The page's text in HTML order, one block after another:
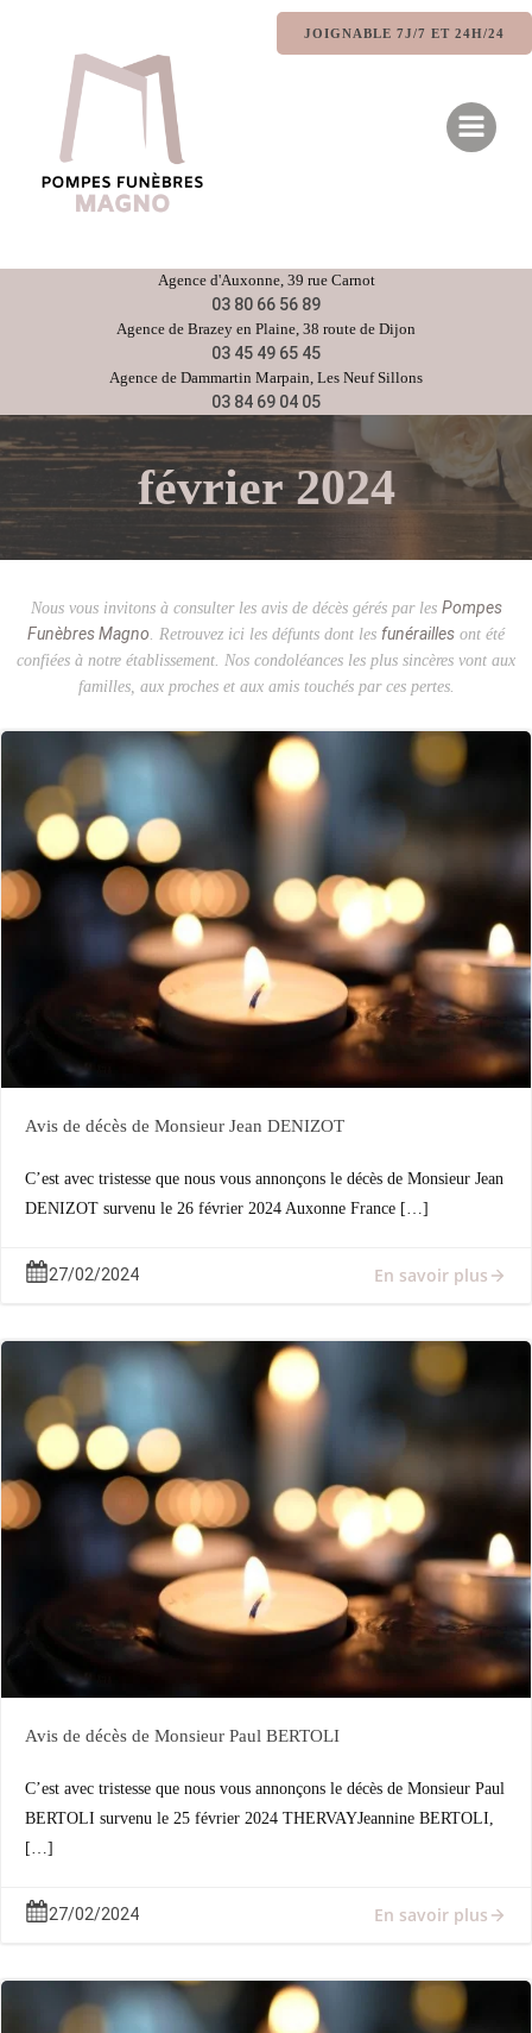
Aller
contenu
JOIGNABLE 7J/7 ET 24H/24
Agence d'Auxonne, 39 rue Carnot
03 80 66 56 89
Agence de Brazey en Plaine, 38 route de Dijon
03 45 49 65 45
Agence de Dammartin Marpain, Les Neuf Sillons
03 84 69 04 05
février 2024
Nous vous invitons à consulter les avis de décès gérés par les Pompes
Funèbres Magno. Retrouvez ici les défunts dont les funérailles ont été
confiées à notre établissement. Nos condoléances les plus sincères vont aux
familles, aux proches et aux amis touchés par ces pertes.
Avis de décès de Monsieur Jean DENIZOT
C’est avec tristesse que nous vous annonçons le décès de Monsieur Jean
DENIZOT survenu le 26 février 2024 Auxonne France […]
27/02/2024 En savoir plus
Avis de décès de Monsieur Paul BERTOLI
C’est avec tristesse que nous vous annonçons le décès de Monsieur Paul
BERTOLI survenu le 25 février 2024 THERVAYJeannine BERTOLI,
[…]
27/02/2024 En savoir plus